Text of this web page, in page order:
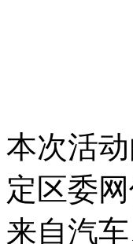
本次活
定区委
来自汽